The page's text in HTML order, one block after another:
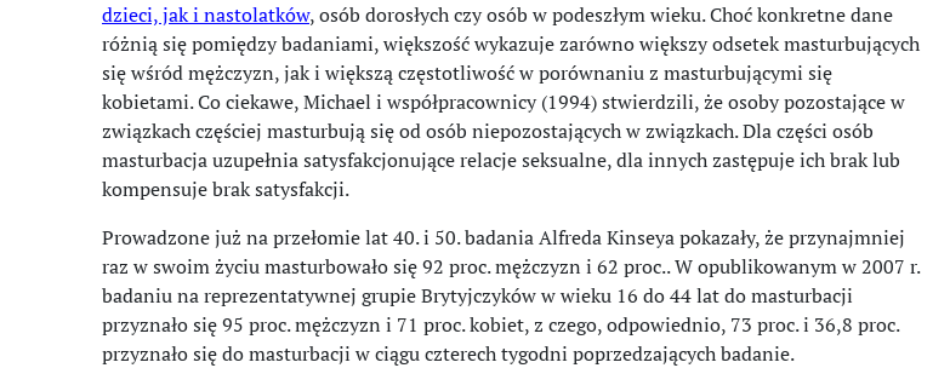
dzieci, jak i nastolatków, osób dorosłych czy osób w podeszłym wieku. Choć konkretne dane
różnią się pomiędzy badaniami, większość wykazuje zarówno większy odsetek masturbujących
się wśród mężczyzn, jak i większą częstotliwość w porównaniu z masturbującymi się
kobietami. Co ciekawe, Michael i współpracownicy (1994) stwierdzili, że osoby pozostające w
związkach częściej masturbują się od osób niepozostających w związkach. Dla części osób
masturbacja uzupełnia satysfakcjonujące relacje seksualne, dla innych zastępuje ich brak lub
kompensuje brak satysfakcji.
Prowadzone już na przełomie lat 40. i 50. badania Alfreda Kinseya pokazały, że przynajmniej
raz w swoim życiu masturbowało się 92 proc. mężczyzn i 62 proc.. W opublikowanym w 2007 r.
badaniu na reprezentatywnej grupie Brytyjczyków w wieku 16 do 44 lat do masturbacji
przyznało się 95 proc. mężczyzn i 71 proc. kobiet, z czego, odpowiednio, 73 proc. i 36,8 proc.
przyznało się do masturbacji w ciągu czterech tygodni poprzedzających badanie.